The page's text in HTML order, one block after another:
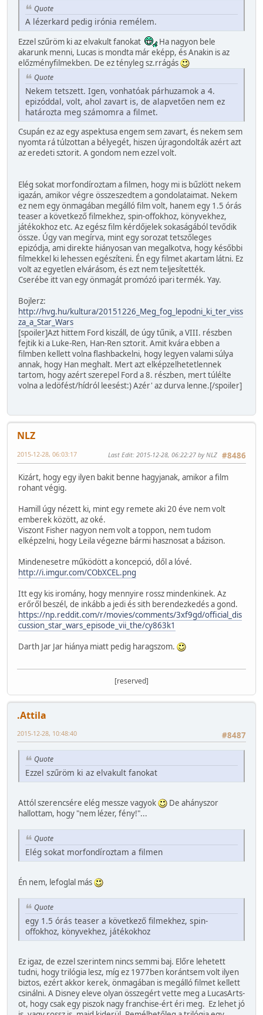
Quote
A lézerkard pedig irónia remélem.
Ezzel szűröm ki az elvakult fanokat
Ha nagyon bele
akarunk menni, Lucas is mondta már eképp, és Anakin is az
előzményfilmekben. De ez tényleg sz.rrágás
Quote
Nekem tetszett. Igen, vonhatóak párhuzamok a 4.
epizóddal, volt, ahol zavart is, de alapvetően nem ez
határozta meg számomra a filmet.
Csupán ez az egy aspektusa engem sem zavart, és nekem sem
nyomta rá túlzottan a bélyegét, hiszen újragondolták azért azt
az eredeti sztorit. A gondom nem ezzel volt.
Elég sokat morfondíroztam a filmen, hogy mi is bűzlött nekem
igazán, amikor végre összeszedtem a gondolataimat. Nekem
ez nem egy önmagában megálló film volt, hanem egy 1.5 órás
teaser a következő filmekhez, spin-offokhoz, könyvekhez,
játékokhoz etc. Az egész film kérdőjelek sokaságából tevődik
össze. Úgy van megírva, mint egy sorozat tetszőleges
epizódja, ami direkte hiányosan van megalkotva, hogy későbbi
filmekkel ki lehessen egészíteni. Én egy filmet akartam látni. Ez
volt az egyetlen elvárásom, és ezt nem teljesítették.
Cserébe itt van egy önmagát promózó ipari termék. Yay.
Bojlerz:
http://hvg.hu/kultura/20151226_Meg_fog_lepodni_ki_ter_viss
za_a_Star_Wars
[spoiler]Azt hittem Ford kiszáll, de úgy tűnik, a VIII. részben
fejtik ki a Luke-Ren, Han-Ren sztorit. Amit kvára ebben a
filmben kellett volna flashbackelni, hogy legyen valami súlya
annak, hogy Han meghalt. Mert azt elképzelhetetlennek
tartom, hogy azért szerepel Ford a 8. részben, mert túlélte
volna a ledöfést/hídról leesést:) Azér' az durva lenne.[/spoiler]
NLZ
#8486
2015-12-28, 06:03:17 Last Edit: 2015-12-28, 06:22:27 by NLZ
Kizárt, hogy egy ilyen bakit benne hagyjanak, amikor a film
rohant végig.
Hamill úgy nézett ki, mint egy remete aki 20 éve nem volt
emberek között, az oké.
Viszont Fisher nagyon nem volt a toppon, nem tudom
elképzelni, hogy Leila végezne bármi hasznosat a bázison.
Mindenesetre működött a koncepció, dől a lóvé.
http://i.imgur.com/CObXCEL.png
Itt egy kis iromány, hogy mennyire rossz mindenkinek. Az
erőről beszél, de inkább a jedi és sith berendezkedés a gond.
https://np.reddit.com/r/movies/comments/3xf9gd/official_dis
cussion_star_wars_episode_vii_the/cy863k1
Darth Jar Jar hiánya miatt pedig haragszom.
[reserved]
.Attila
#8487
2015-12-28, 10:48:40
Quote
Ezzel szűröm ki az elvakult fanokat
Attól szerencsére elég messze vagyok
De ahányszor
hallottam, hogy "nem lézer, fény!"...
Quote
Elég sokat morfondíroztam a filmen
Én nem, lefoglal más
Quote
egy 1.5 órás teaser a következő filmekhez, spin-
offokhoz, könyvekhez, játékokhoz
Ez igaz, de ezzel szerintem nincs semmi baj. Előre lehetett
tudni, hogy trilógia lesz, míg ez 1977ben korántsem volt ilyen
biztos, ezért akkor kerek, önmagában is megálló filmet kellett
csinálni. A Disney eleve olyan összegért vette meg a LucasArts-
ot, hogy csak egy piszok nagy franchise-ért éri meg. Ez lehet jó